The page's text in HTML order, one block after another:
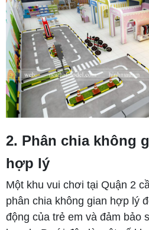
2. Phân chia không
hợp lý
Một khu vui chơi tại Quận 2
phân chia không gian hợp lý
động của trẻ em và đảm bảo